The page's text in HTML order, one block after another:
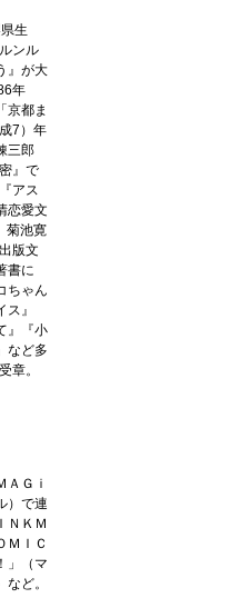
生
ンル
』が大
年
京都ま
7）年
三郎
』で
アス
恋愛文
菊池寛
版文
書に
ちゃん
』
』『小
など多
章。
ＡＧｉ
）で連
ＮＫＭ
ＭＩＣ
」（マ
ど。